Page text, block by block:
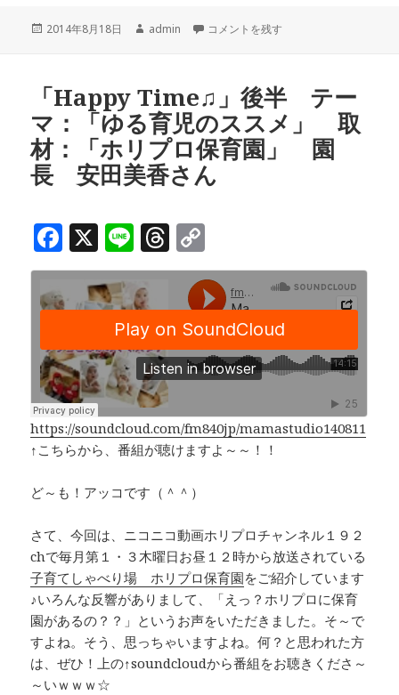
c
e
o
o
k
e r
e
d
s
y
n
k
投
2014年8月18日
作
admin ママミーティング前半♪テーマ「夏休
コメントを残す
「Happy Time♫」後半 テー
マ：「ゆる育児のススメ」 取
材：「ホリプロ保育園」 園
長 安田美香さん
F
a
c
e
b
o
o
k
X Li
n
e
T
h
e
a
d
s
o
p
y
Li
n
k
https://soundcloud.com/fm840jp/mamastudio140811
↑こちらから、番組が聴けますよ～～！！
ど～も！アッコです（＾＾）
さて、今回は、ニコニコ動画ホリプロチャンネル１９２
chで毎月第１・３木曜日お昼１２時から放送されている
子育てしゃべり場 ホリプロ保育園をご紹介しています
♪いろんな反響がありまして、「えっ？ホリプロに保育
園があるの？？」というお声をいただきました。そ～で
すよね。そう、思っちゃいますよね。何？と思われた方
は、ぜひ！上の↑soundcloudから番組をお聴きくださ～
～いｗｗｗ☆